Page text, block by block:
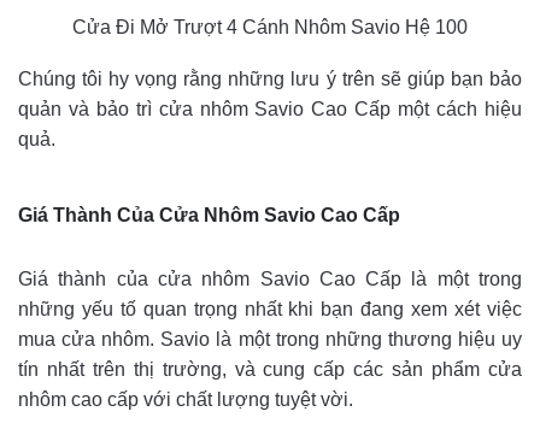
Cửa Đi Mở Trượt 4 Cánh Nhôm Savio Hệ 100
Chúng tôi hy vọng rằng những lưu ý trên sẽ giúp bạn bảo
quản và bảo trì cửa nhôm Savio Cao Cấp một cách hiệu
quả.
Giá Thành Của Cửa Nhôm Savio Cao Cấp
Giá thành của cửa nhôm Savio Cao Cấp là một trong
những yếu tố quan trọng nhất khi bạn đang xem xét việc
mua cửa nhôm. Savio là một trong những thương hiệu uy
tín nhất trên thị trường, và cung cấp các sản phẩm cửa
nhôm cao cấp với chất lượng tuyệt vời.